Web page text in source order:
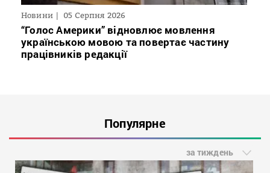
Новини 05 Серпня 2026
“Голос Америки” відновлює мовлення
українською мовою та повертає частину
працівників редакції
Популярне
за тиждень